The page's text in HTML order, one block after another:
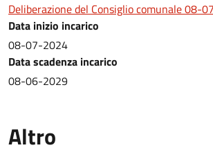
Deliberazione del Consiglio comunale 08-
Data inizio incarico
08-07-2024
Data scadenza incarico
08-06-2029
Altro